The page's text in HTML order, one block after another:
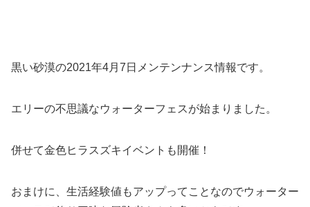
黒い砂漠の2021年4月7日メンテンナンス情報です。
エリーの不思議なウォーターフェスが始まりました。
併せて金色ヒラスズキイベントも開催！
おまけに、生活経験値もアップってことなのでウォーター